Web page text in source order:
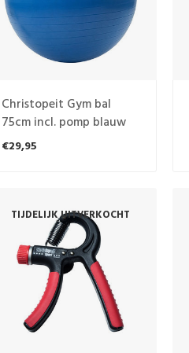
Christopeit Gym bal
75cm incl. pomp blauw
€29,95
TIJDELIJK UITVERKOCHT